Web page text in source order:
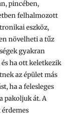
pincében,
felhalmozott
eszköz,
növelheti a tűz
gyakran
ha ott keletkezik
az épület más
ha a felesleges
pakoljuk át. A